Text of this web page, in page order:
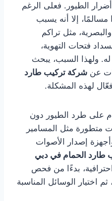
الطيور. فعلى الرغم
إلا أنه يسبب
مثل تراكم
فتحات التهوية،
ولهذا السبب، يبحث
عن شركة تركيب طارد
لهذه المشكلة.
على طرد الطيور دون
متطورة مثل المسامير
وأجهزة إصدار الأصوات
طارد الحمام في دبي
بدءًا من فحص
اختيار الوسائل المناسبة